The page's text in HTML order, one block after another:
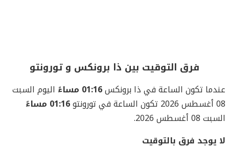
فرق التوقيت بين ذا برونكس و تورونتو
عندما تكون الساعة في ذا برونكس01:16 مساءً
اليوم السبت
08 أغسطس 2026 تكون الساعة في تورونتو
01:16 مساءً
السبت 08 أغسطس 2026.
لا يوجد فرق بالتوقيت